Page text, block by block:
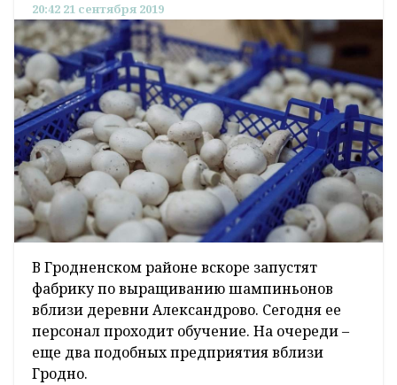
20:42 21 сентября 2019
В Гродненском районе вскоре запустят
фабрику по выращиванию шампиньонов
вблизи деревни Александрово. Сегодня ее
персонал проходит обучение. На очереди –
еще два подобных предприятия вблизи
Гродно.